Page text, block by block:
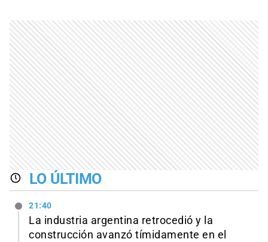
LO ÚLTIMO
21:40
La industria argentina retrocedió y la
construcción avanzó tímidamente en el